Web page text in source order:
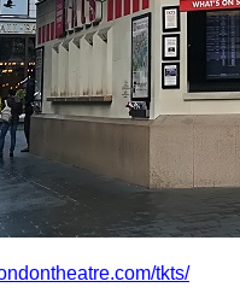
tkts/